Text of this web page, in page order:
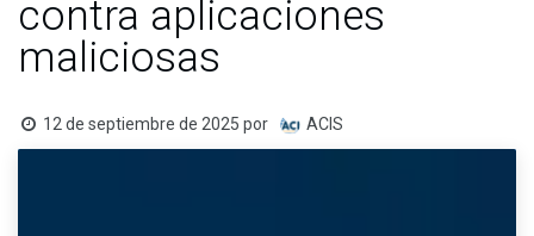
contra aplicaciones
maliciosas
12 de septiembre de 2025 por ACIS